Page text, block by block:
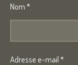
Nom *
Adresse e-mail *